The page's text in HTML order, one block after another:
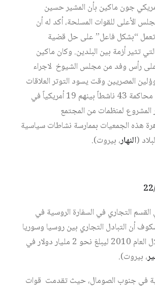
جون ماكين بأن المشير حسين
الأعلى للقوات المسلحة، أكد له أن
تعمل “بشكل فاعل” على حل قضية
تثير أزمة بين البلدين. وكان ماكين
رأس وفد من مجلس الشيوخ لاجراء
المصريين وقت يسود التوتر العلاقات
بين البلدين بسبب محاكمة 43 ناشطاً بينهم 19 أمريكياً في
لمنظمات من المجتمع
هذه الجمعيات بممارسة نشاطات سياسية
(النهار، بيروت).
التجاري في السفارة الروسية في
أن التبادل التجاري بين روسيا وسوريا
قفز 58 بالمئة خلال العام 2010 ليبلغ نحو 2 مليار دولار في
، بيروت).
في جنوب الصومال، حيث تقدمت قوات